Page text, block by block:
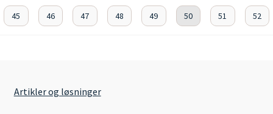
45 46 47 48 49 50 51 52
Artikler og løsninger